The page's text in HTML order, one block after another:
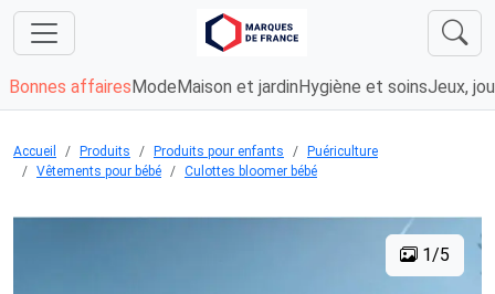
Bonnes affaires Mode Maison et jardin Hygiène et soinsJeux,
Accueil Produits Produits pour enfants
Puériculture
Vêtements pour bébé
Culottes bloomer bébé
1/5